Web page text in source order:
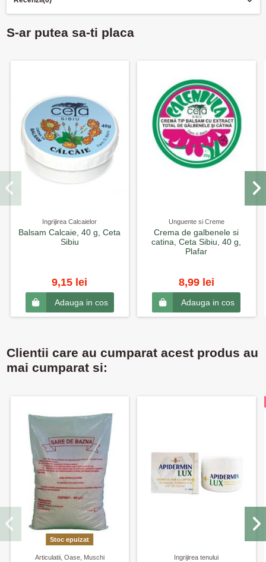
S-ar putea sa-ti placa
Ingrijirea Calcaielor
Balsam Calcaie, 40 g, Ceta
Sibiu
9,15 lei
Adauga in cos
Unguente si Creme
Crema de galbenele si
catina, Ceta Sibiu, 40 g,
Plafar
8,99 lei
Adauga in cos
Clientii care au cumparat acest produs au
mai cumparat si:
Stoc epuizat
Articulatii, Oase, Muschi Ingrijirea tenului